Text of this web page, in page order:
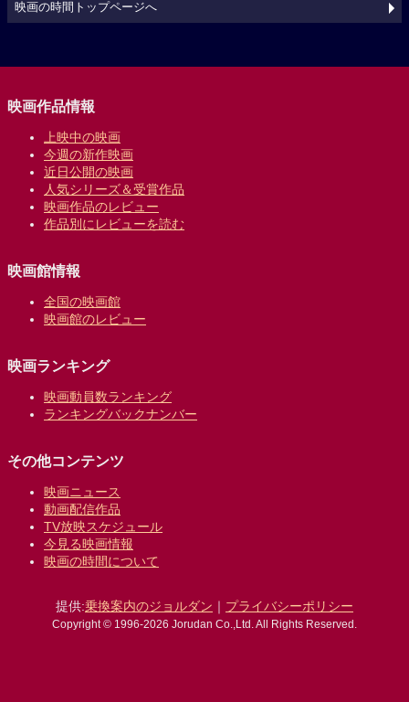
映画の時間トップページへ
映画作品情報
上映中の映画
今週の新作映画
近日公開の映画
人気シリーズ＆受賞作品
映画作品のレビュー
作品別にレビューを読む
映画館情報
全国の映画館
映画館のレビュー
映画ランキング
映画動員数ランキング
ランキングバックナンバー
その他コンテンツ
映画ニュース
動画配信作品
TV放映スケジュール
今見る映画情報
映画の時間について
提供:乗換案内のジョルダン ｜ プライバシーポリシー
Copyright © 1996-2026 Jorudan Co.,Ltd. All Rights Reserved.